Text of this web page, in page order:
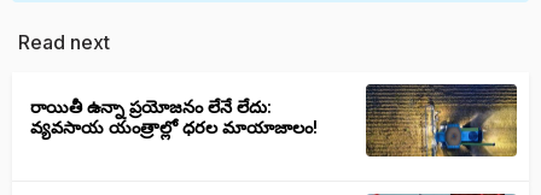
Read next
రాయితీ ఉన్నా ప్రయోజనం లేనే లేదు:
వ్యవసాయ యంత్రాల్లో ధరల మాయాజాలం!